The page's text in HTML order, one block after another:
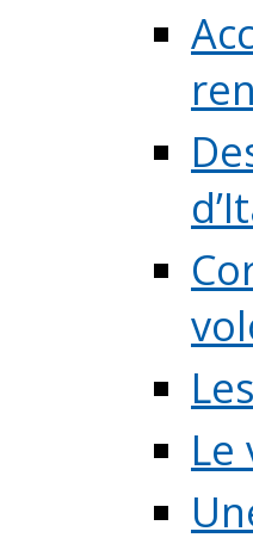
Le